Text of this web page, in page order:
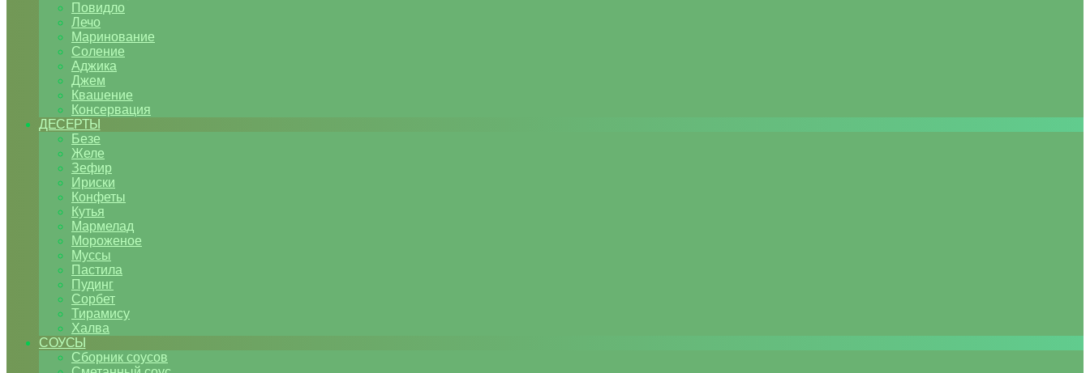
Повидло
Лечо
Маринование
Соление
Аджика
Джем
Квашение
Консервация
ДЕСЕРТЫ
Безе
Желе
Зефир
Ириски
Конфеты
Кутья
Мармелад
Мороженое
Муссы
Пастила
Пудинг
Сорбет
Тирамису
Халва
СОУСЫ
Сборник соусов